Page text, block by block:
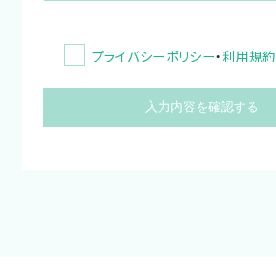
プライバシーポリシー・利用規約
入力内容を確認する